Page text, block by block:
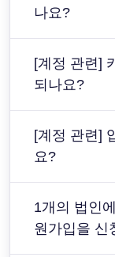
나요?
[계정 관련]
되나요?
[계정 관련]
요?
1개의 법인
원가입을 신